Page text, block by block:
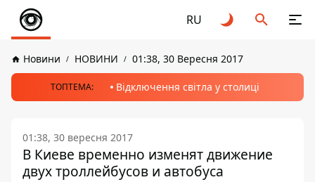
RU
Новини НОВИНИ 01:38, 30 Вересня 2017
ТОПТЕМА: Відключення світла у столиці
01:38, 30 вересня 2017
В Киеве временно изменят движение
двух троллейбусов и автобуса